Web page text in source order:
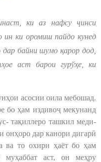
ки аз нафсу ҷинси
ки оромиш пайдо кунед
байни шумо қарор дод,
аст барои гурўҳе, ки
асосии оила мебошад.
бо ҳам издивоҷ мекунанд
тақиллеро ташкил меди-
онҳоро дар канори дигарӣ
ва то охири ҳаёт бо ҳам
муҳаббат аст, он меҳру